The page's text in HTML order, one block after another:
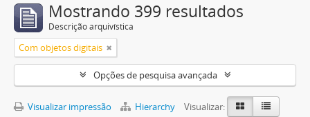
Mostrando 399 resultados
Descrição arquivística
Com objetos digitais
Opções de pesquisa avançada
Visualizar impressão Hierarchy
Visualizar: